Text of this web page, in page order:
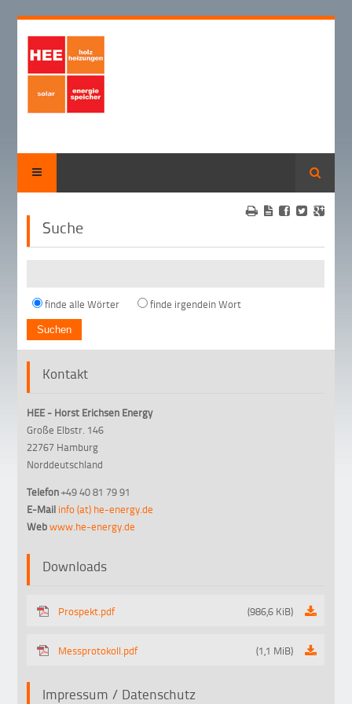
Suche
Suche
finde alle Wörter finde irgendein Wort
Kontakt
HEE - Horst Erichsen Energy
Große Elbstr. 146
22767 Hamburg
Norddeutschland
Telefon+49 40 81 79 91
E-Mail info (at) he-energy.de
Webwww.he-energy.de
Downloads
Prospekt.pdf (986,6 KiB)
Messprotokoll.pdf (1,1 MiB)
Impressum / Datenschutz